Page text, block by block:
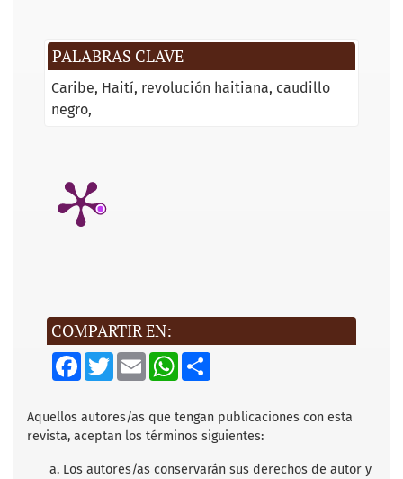
PALABRAS CLAVE
Caribe Haití revolución haitiana caudillo
negro
COMPARTIR EN:
F
a
b
o
o
T
w
t
e
r
E
m
l
W
s
A
p
S
e
Aquellos autores/as que tengan publicaciones con esta
revista, aceptan los términos siguientes:
Los autores/as conservarán sus derechos de autor y